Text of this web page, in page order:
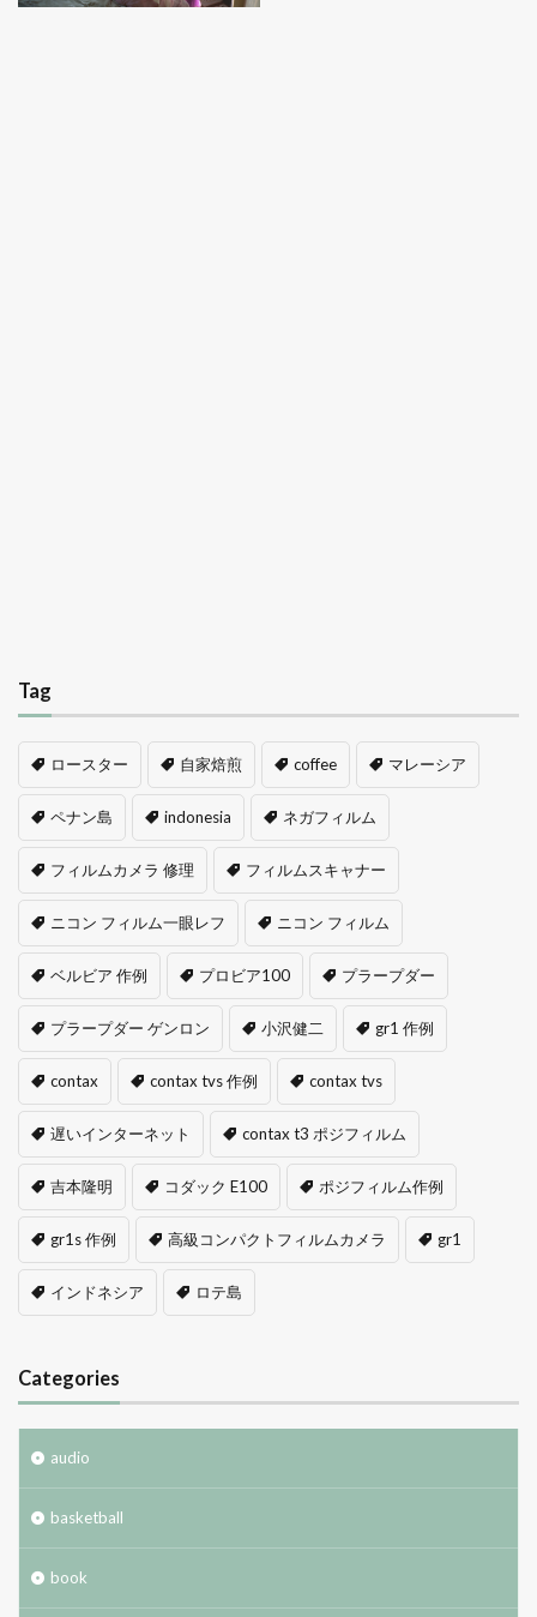
Tag
ロースター 自家焙煎 coffee マレーシア
ペナン島 indonesia ネガフィルム
フィルムカメラ 修理 フィルムスキャナー
ニコン フィルム一眼レフ ニコン フィルム
ベルビア 作例 プロビア100 プラープダー
プラープダー ゲンロン 小沢健二 gr1 作例
contax contax tvs 作例 contax tvs
遅いインターネット contax t3 ポジフィルム
吉本隆明 コダック E100 ポジフィルム作例
gr1s 作例 高級コンパクトフィルムカメラ gr1
インドネシア ロテ島
Categories
audio
basketball
book